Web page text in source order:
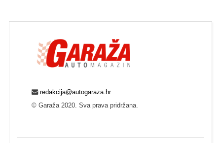
redakcija@autogaraza.hr
© Garaža 2020. Sva prava pridržana.